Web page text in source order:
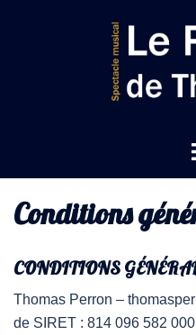
Conditions
CONDITIONS
Thomas Perron –
de SIRET : 814 096 582